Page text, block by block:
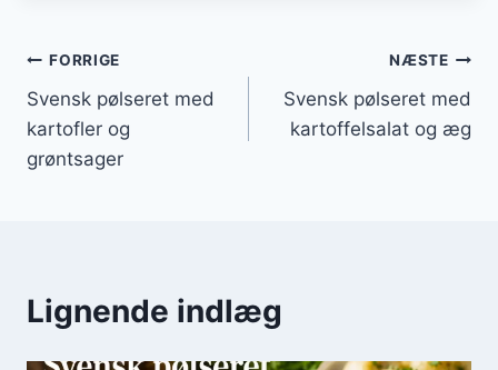
Indlægsnavigation
FORRIGE
Svensk pølseret med
kartofler og
grøntsager
NÆSTE
Svensk pølseret med
kartoffelsalat og æg
Lignende indlæg